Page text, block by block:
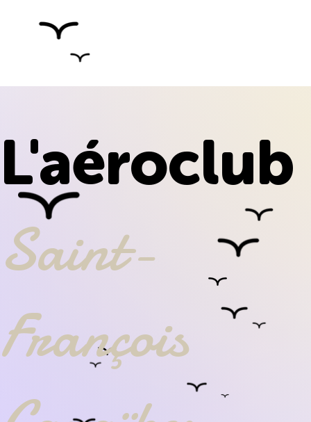
L'aéroclub
Saint-
François